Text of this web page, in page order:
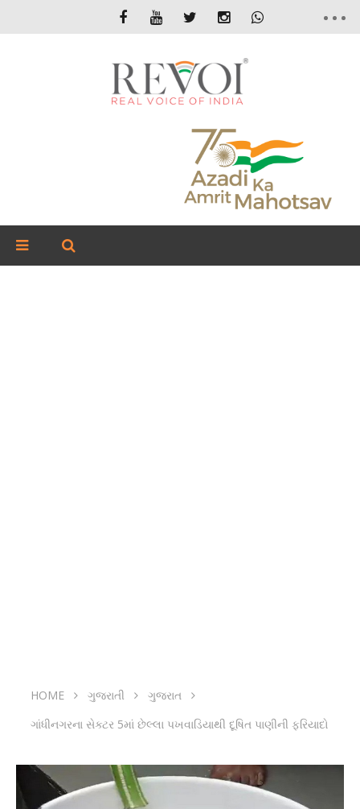
HOME ગુજરાતી
ગુજરાત
ગાંધીનગરના સેક્ટર 5માં છેલ્લા પખવાડિયાથી દૂષિત પાણીની ફરિયાદો